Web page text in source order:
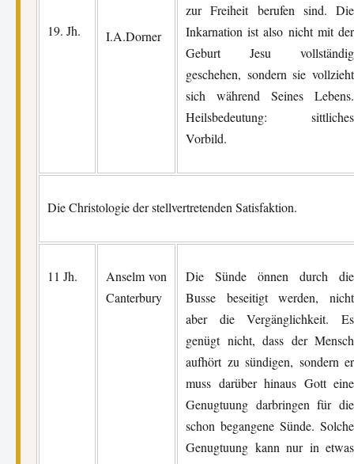
19. Jh. I.A.Dorner
zur Freiheit berufen sind. Die
Inkarnation ist also nicht mit der
Geburt Jesu vollständig
geschehen, sondern sie vollzieht
sich während Seines Lebens.
Heilsbedeutung: sittliches
Vorbild.
Die Christologie der stellvertretenden Satisfaktion.
11 Jh.
Anselm von
Canterbury
Die Sünde önnen durch die
Busse beseitigt werden, nicht
aber die Vergänglichkeit. Es
genügt nicht, dass der Mensch
aufhört zu sündigen, sondern er
muss darüber hinaus Gott eine
Genugtuung darbringen für die
schon begangene Sünde. Solche
Genugtuung kann nur in etwas